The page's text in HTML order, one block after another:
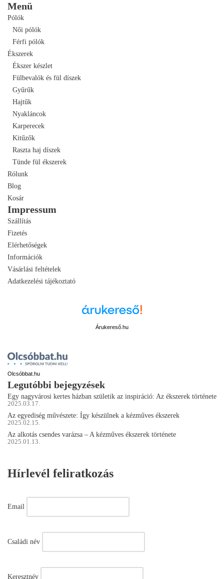
Menü
Pólók
Női pólók
Férfi pólók
Ékszerek
Ékszer készlet
Fülbevalók és fül díszek
Gyűrűk
Hajtűk
Nyakláncok
Karperecek
Kitűzők
Raszta haj díszek
Tünde fül ékszerek
Rólunk
Blog
Kosár
Impressum
Szállítás
Fizetés
Elérhetőségek
Információk
Vásárlási feltételek
Adatkezelési tájékoztató
Árukereső.hu
Olcsóbbat.hu
Legutóbbi bejegyzések
Egy nagyvárosi kertes házban születik az inspiráció: Az ékszerek története
2025.03.17.
Az egyediség művészete: Így készülnek a kézműves ékszerek
2025.02.15.
Az alkotás csendes varázsa – A kézműves ékszerek története
2025.01.13.
Hírlevél feliratkozás
Email
Családi név
Keresztnév